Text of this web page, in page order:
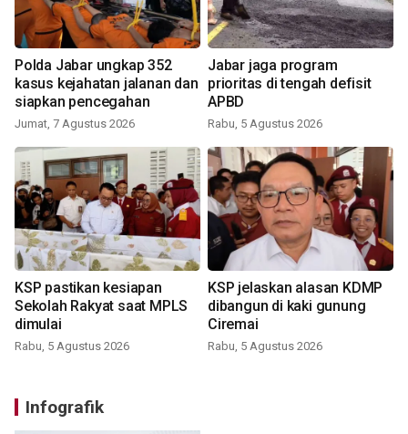
Polda Jabar ungkap 352
kasus kejahatan jalanan dan
siapkan pencegahan
Jumat, 7 Agustus 2026
Jabar jaga program
prioritas di tengah defisit
APBD
Rabu, 5 Agustus 2026
KSP pastikan kesiapan
Sekolah Rakyat saat MPLS
dimulai
Rabu, 5 Agustus 2026
KSP jelaskan alasan KDMP
dibangun di kaki gunung
Ciremai
Rabu, 5 Agustus 2026
Infografik